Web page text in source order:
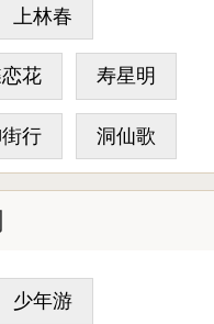
上林春
花 寿星明
行 洞仙歌
少年游